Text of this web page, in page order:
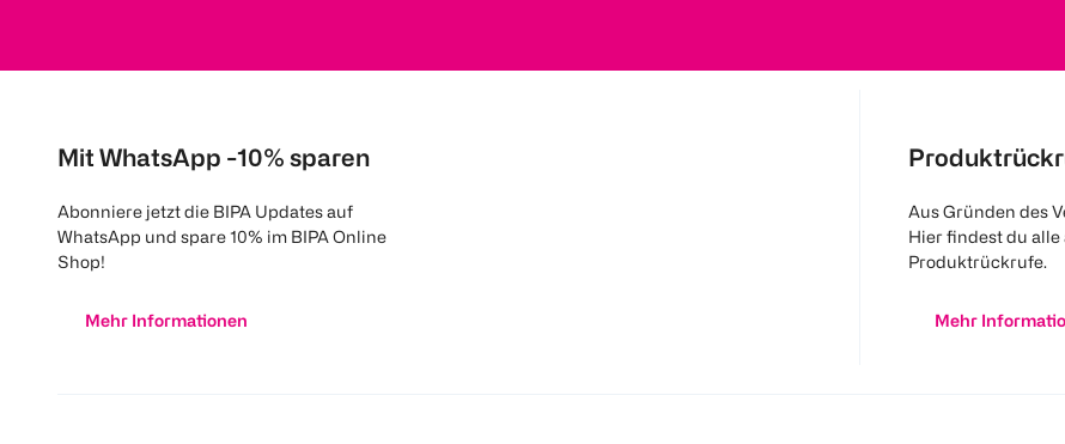
Mit WhatsApp -10% sparen
Abonniere jetzt die BIPA Updates auf
WhatsApp und spare 10% im BIPA Online
Shop!
Mehr Informationen
Aus Gründen des
Hier findest du alle
Produktrückrufe.
Mehr